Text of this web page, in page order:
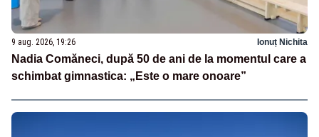
9 aug. 2026, 19:26 Ionuț Nichita
Nadia Comăneci, după 50 de ani de la momentul care a
schimbat gimnastica: „Este o mare onoare”